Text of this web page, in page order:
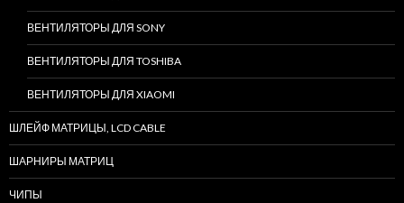
ВЕНТИЛЯТОРЫ ДЛЯ SONY
ВЕНТИЛЯТОРЫ ДЛЯ TOSHIBA
ВЕНТИЛЯТОРЫ ДЛЯ XIAOMI
ШЛЕЙФ МАТРИЦЫ, LCD CABLE
ШАРНИРЫ МАТРИЦ
ЧИПЫ